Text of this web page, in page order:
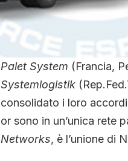
Palet System (Francia,
Systemlogistik
consolidato i loro
or sono in un’unica rete
Networks, è l’unione di